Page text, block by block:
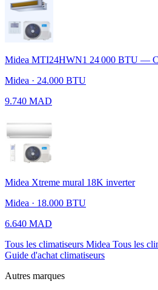
Midea MTI24HWN1 24 000 BTU —
Midea · 24.000 BTU
9.740 MAD
Midea Xtreme mural 18K inverter
Midea · 18.000 BTU
6.640 MAD
Tous les climatiseurs Midea Tous les
Guide d'achat climatiseurs
Autres marques